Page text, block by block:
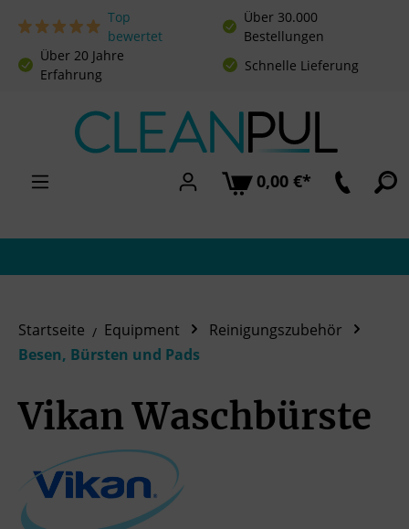
Zum Hauptinhalt springen
Top
bewertet
Über 30.000
Bestellungen
Über 20 Jahre
Erfahrung
Schnelle Lieferung
0,00 €*
Startseite Equipment
Reinigungszubehör
Besen, Bürsten und Pads
Vikan Waschbürste